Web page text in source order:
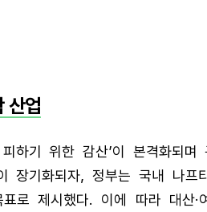
산업
하기 위한 감산’이 본격화되며
장기화되자, 정부는 국내 나프
제시했다. 이에 따라 대산·